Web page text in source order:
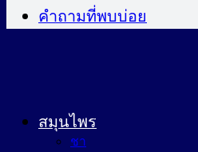
คำถามที่พบบ่อย
สมุนไพร
ชา